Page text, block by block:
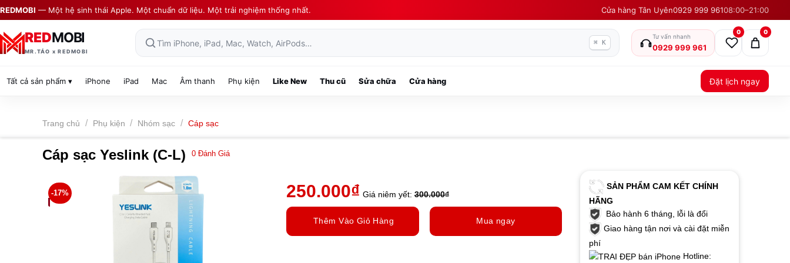
Skip
to
content
REDMOBI — Một hệ sinh thái Apple. Một chuẩn dữ liệu. Một trải nghiệm thống nhất. Cửa hàng Tân Uyên0929 999 96108:00–21:00
REDMOBI
MR.TÁO x REDMOBI
Tìm iPhone, iPad, Mac, Watch, AirPods… ⌘ K
Tư vấn nhanh
0929 999 961
0 0
Tất cả sản phẩm ▾ iPhone iPad Mac Âm thanh Phụ kiện Like New Thu cũ Sửa chữa Cửa hàng Đặt lịch ngay
Trang chủ / Phụ kiện / Nhóm sạc / Cáp sạc
Cáp sạc Yeslink (C-L) 0 Đánh Giá
-17% 250.000₫ Giá niêm yết: 300.000₫
Thêm Vào Giỏ Hàng Mua ngay
SẢN PHẨM CAM KẾT CHÍNH
HÃNG
Bảo hành 6 tháng, lỗi là đổi
Giao hàng tận nơi và cài đặt miễn
phí
Hotline: